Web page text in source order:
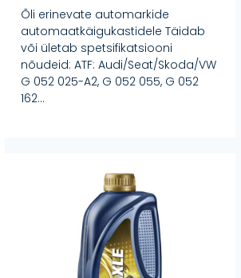
Õli erinevate automarkide
automaatkäigukastidele Täidab
või ületab spetsifikatsiooni
nõudeid: ATF: Audi/Seat/Skoda/VW
G 052 025-A2, G 052 055, G 052
162...